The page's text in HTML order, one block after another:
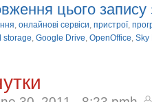
цього запису
, онлайнові сервіси, пристрої,
storage, Google Drive, OpenOffice, Sky